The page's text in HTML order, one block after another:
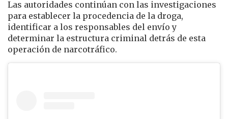
Las autoridades continúan con las investigaciones
para establecer la procedencia de la droga,
identificar a los responsables del envío y
determinar la estructura criminal detrás de esta
operación de narcotráfico.